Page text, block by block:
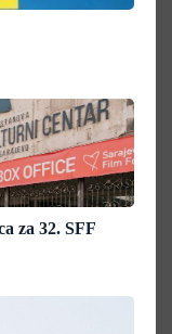
za 32. SFF